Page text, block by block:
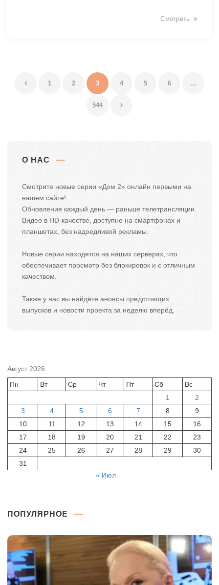
Смотреть
1 2 3 4 5 6 …
544
О НАС
Смотрите новые серии «Дом 2» онлайн первыми на
нашем сайте!
Обновления каждый день — раньше телетрансляции.
Видео в HD-качестве, доступно на смартфонах и
планшетах, без надоедливой рекламы.
Новые серии находятся на наших серверах, что
обеспечивает просмотр без блокировок и с отличным
качеством.
Также у нас вы найдёте анонсы предстоящих
выпусков и новости проекта за неделю вперёд.
Август 2026
Пн
Вт Ср Чт Пт Сб
Вс
1
2
3
4 5 6 7 8
9
10
11 12 13 14 15
16
17
18 19 20 21 22
23
24
25 26 27 28 29
30
31
« Июл
ПОПУЛЯРНОЕ